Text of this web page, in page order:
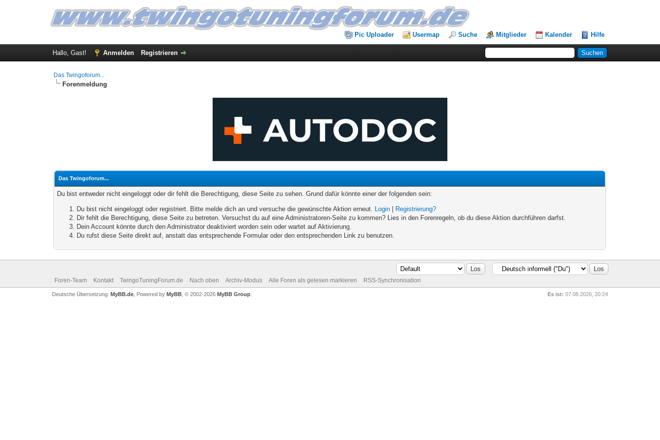
Pic Uploader Usermap Suche Mitglieder Kalender Hilfe
Hallo, Gast! Anmelden Registrieren
Das Twingoforum...
Forenmeldung
Das Twingoforum...
Du bist entweder nicht eingeloggt oder dir fehlt die Berechtigung, diese Seite zu sehen. Grund dafür könnte einer der folgenden sein:
Du bist nicht eingeloggt oder registriert. Bitte melde dich an und versuche die gewünschte Aktion erneut. Login
Registrierung?
Dir fehlt die Berechtigung, diese Seite zu betreten. Versuchst du auf eine Administratoren-Seite zu kommen? Lies in den Forenregeln, ob du diese Aktion durchführen darfst.
Dein Account könnte durch den Administrator deaktiviert worden sein oder wartet auf Aktivierung.
Du rufst diese Seite direkt auf, anstatt das entsprechende Formular oder den entsprechenden Link zu benutzen.
Foren-Team Kontakt TwingoTuningForum.de Nach oben Archiv-Modus Alle Foren als gelesen markieren RSS-Synchronisation
Es ist: 07.08.2026, 20:24
Deutsche Übersetzung: MyBB.de, Powered by MyBB, © 2002-2026 MyBB Group.